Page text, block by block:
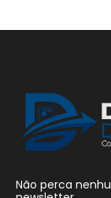
Não perca